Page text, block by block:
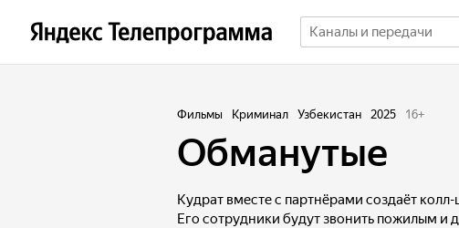
Фильмы Криминал Узбекистан 2025 16+
Обманутые
Кудрат вместе с партнёрами создаёт колл-
Его сотрудники будут звонить пожилым и